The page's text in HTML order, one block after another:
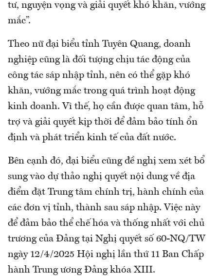
tư, nguyện vọng và giải quyết khó khăn, vướng
mắc”.
Theo nữ đại biểu tỉnh Tuyên Quang, doanh
nghiệp cũng là đối tượng chịu tác động của
công tác sáp nhập tỉnh, nên có thể gặp khó
khăn, vướng mắc trong quá trình hoạt động
kinh doanh. Vì thế, họ cần được quan tâm, hỗ
trợ và giải quyết kịp thời để đảm bảo tính ổn
định và phát triển kinh tế của đất nước.
Bên cạnh đó, đại biểu cũng đề nghị xem xét bổ
sung vào dự thảo nghị quyết nội dung về địa
điểm đặt Trung tâm chính trị, hành chính của
các đơn vị tỉnh, thành sau sáp nhập. Việc này
để đảm bảo thể chế hóa và thống nhất với chủ
trương của Đảng tại Nghị quyết số 60-NQ/TW
ngày 12/4/2025 Hội nghị lần thứ 11 Ban Chấp
hành Trung ương Đảng khóa XIII.